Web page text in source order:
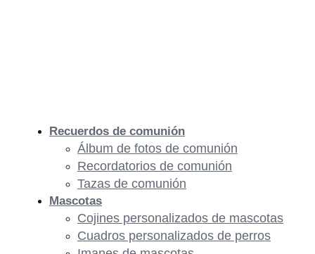
Recuerdos de comunión
Álbum de fotos de comunión
Recordatorios de comunión
Tazas de comunión
Mascotas
Cojines personalizados de mascotas
Cuadros personalizados de perros